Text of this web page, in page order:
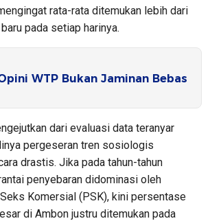
rata-rata ditemukan lebih dari
pada setiap harinya.
WTP Bukan Jaminan Bebas
dari evaluasi data teranyar
pergeseran tren sosiologis
drastis. Jika pada tahun-tahun
penyebaran didominasi oleh
Komersial (PSK), kini persentase
di Ambon justru ditemukan pada